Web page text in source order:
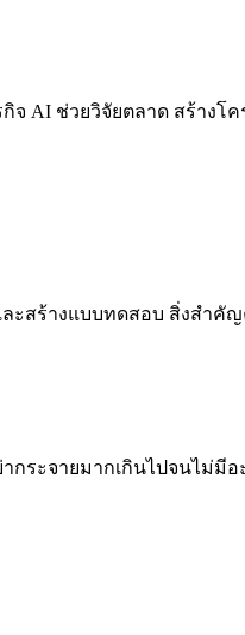
AI ช่วยวิจัยตลาด สร้างโค
ะสร้างแบบทดสอบ สิ่งสำ
ะจายมากเกินไปจนไม่มีอ